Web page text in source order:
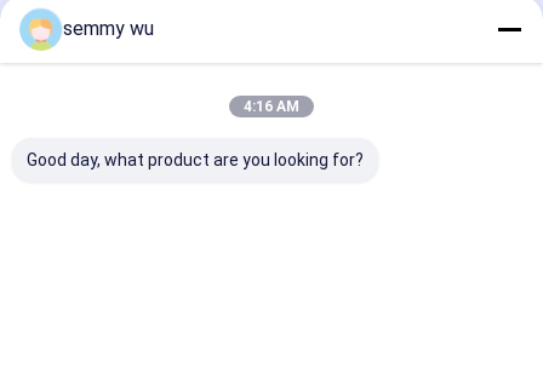
अनुशंसित उत्पाद
semmy wu
4:16 AM
Good day, what product are you looking for?